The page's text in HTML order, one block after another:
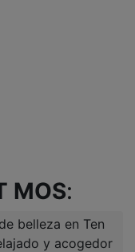
MOS:
belleza en Ten
y acogedor